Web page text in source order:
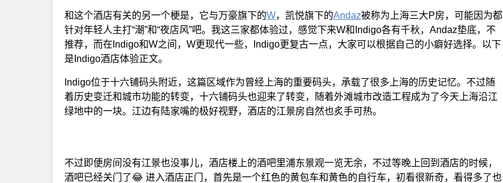
和这个酒店有关的另一个梗是，它与万豪旗下的W，凯悦旗下的Andaz被称为上海三大P房，可能因为都
针对年轻人主打“潮”和“夜店风”吧。我这三家都体验过，感觉下来W和Indigo各有千秋，Andaz垫底，不
推荐，而在Indigo和W之间，W更现代一些，Indigo更复古一点，大家可以根据自己的小癖好选择。以下
是Indigo酒店体验正文。
Indigo位于十六铺码头附近，这篇区域作为曾经上海的重要码头，承载了很多上海的历史记忆。不过随
着历史变迁和城市功能的转变，十六铺码头也迎来了转变，随着外滩城市改造工程成为了今天上海沿江
绿地中的一块。江边有陆家嘴的极好视野，酒店的江景房自然也炙手可热。
不过即便房间没有江景也没事儿，酒店楼上的酒吧里浦东景观一览无余，不过等晚上回到酒店的时候，
酒吧已经关门了😂 进入酒店正门，首先是一个红色的黄包车和黄色的自行车，初看很新奇，看得多了也